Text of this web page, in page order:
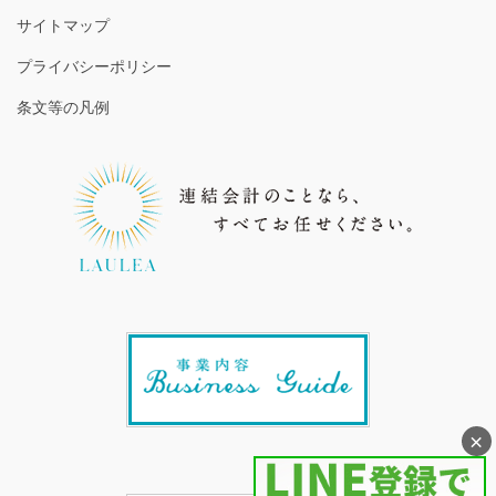
サイトマップ
プライバシーポリシー
条文等の凡例
×